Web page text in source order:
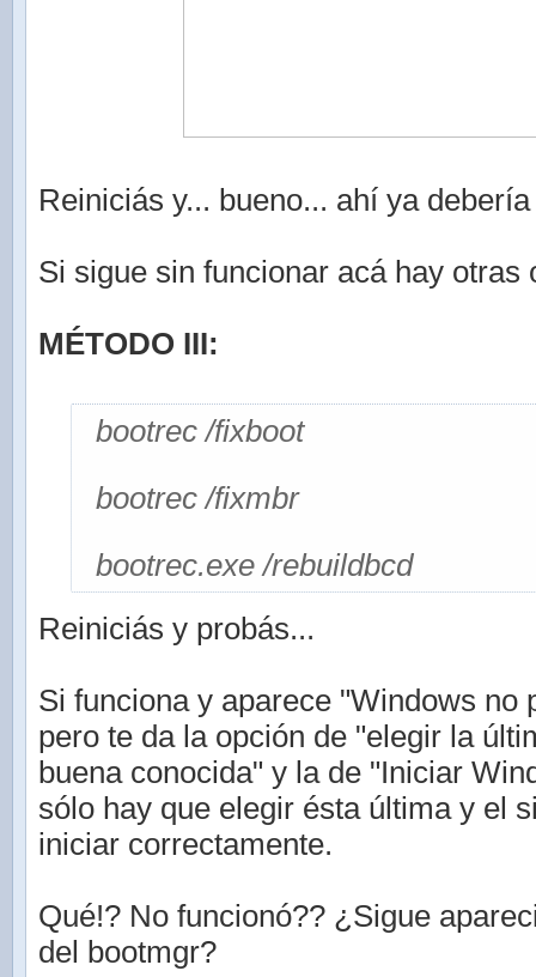
Reiniciás y... bueno... ahí ya
Si sigue sin funcionar acá hay otras
MÉTODO III:
bootrec /fixboot
bootrec /fixmbr
bootrec.exe /rebuildbcd
Reiniciás y probás...
Si funciona y aparece "Windows no
pero te da la opción de "elegir la
buena conocida" y la de "Iniciar
sólo hay que elegir ésta última y el
iniciar correctamente.
Qué!? No funcionó?? ¿Sigue
del bootmgr?